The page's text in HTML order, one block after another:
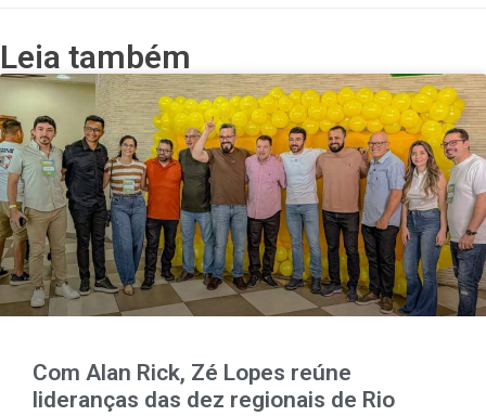
Leia também
Com Alan Rick, Zé Lopes reúne
lideranças das dez regionais de Rio